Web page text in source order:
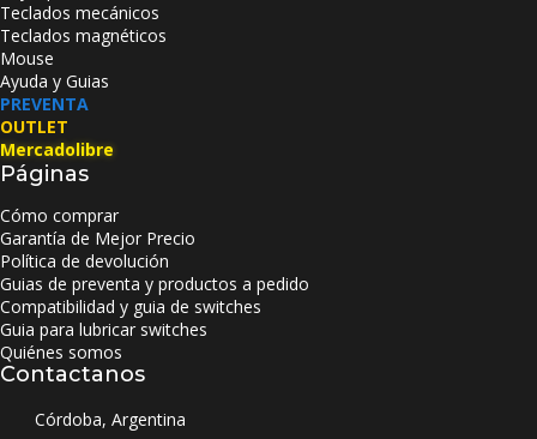
Teclados mecánicos
Teclados magnéticos
Mouse
Ayuda y Guias
PREVENTA
OUTLET
Mercadolibre
Páginas
Cómo comprar
Garantía de Mejor Precio
Política de devolución
Guias de preventa y productos a pedido
Compatibilidad y guia de switches
Guia para lubricar switches
Quiénes somos
Contactanos
Córdoba, Argentina